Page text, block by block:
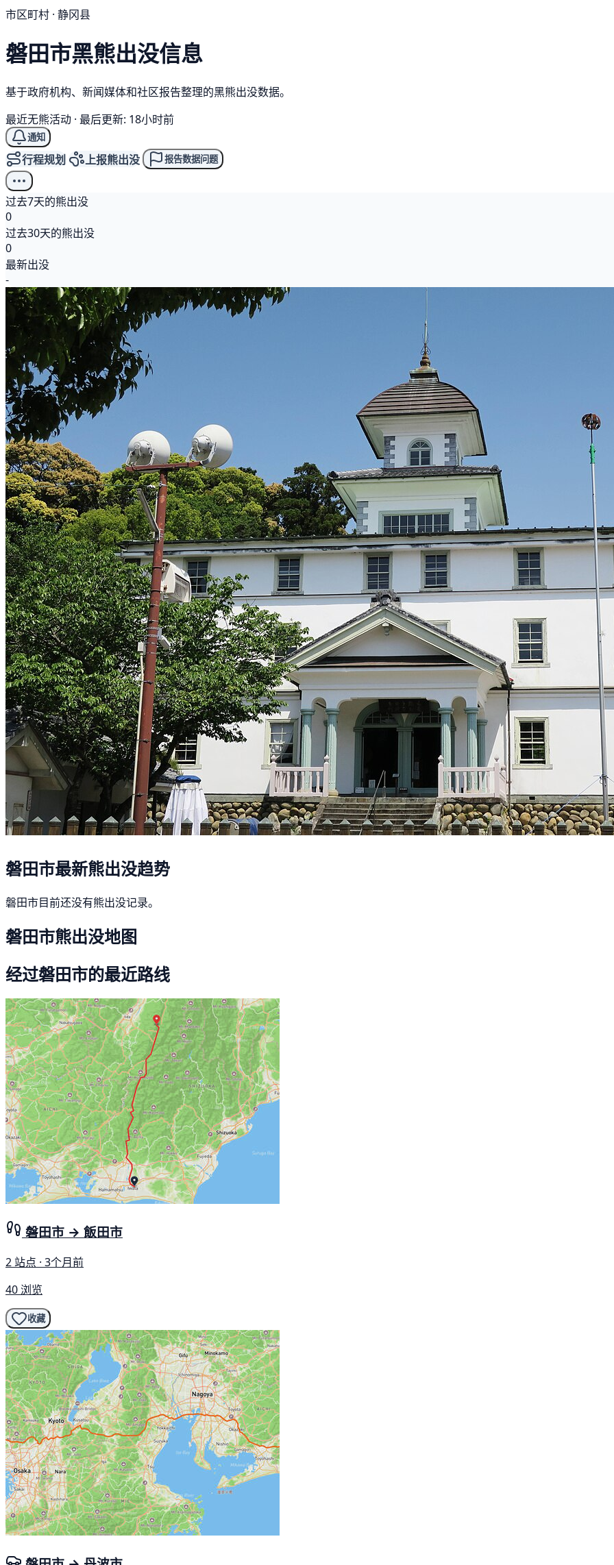
市区町村 · 静冈县
磐田市黑熊出没信息
基于政府机构、新闻媒体和社区报告整理的黑熊出没数据。
最近无熊活动 · 最后更新: 18小时前
通知
行程规划 上报熊出没 报告数据问题
过去7天的熊出没
0
过去30天的熊出没
0
最新出没
-
磐田市最新熊出没趋势
磐田市目前还没有熊出没记录。
磐田市熊出没地图
经过磐田市的最近路线
磐田市 → 飯田市
2 站点 · 3个月前
40 浏览
收藏